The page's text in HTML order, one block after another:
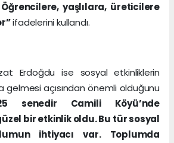
Öğrencilere, yaşlılara, üreticilere
ifadelerini kullandı.
Erdoğdu ise sosyal etkinliklerin
açısından önemli olduğunu
senedir Camili Köyü’nde
bir etkinlik oldu. Bu tür sosyal
ihtiyacı var. Toplumda